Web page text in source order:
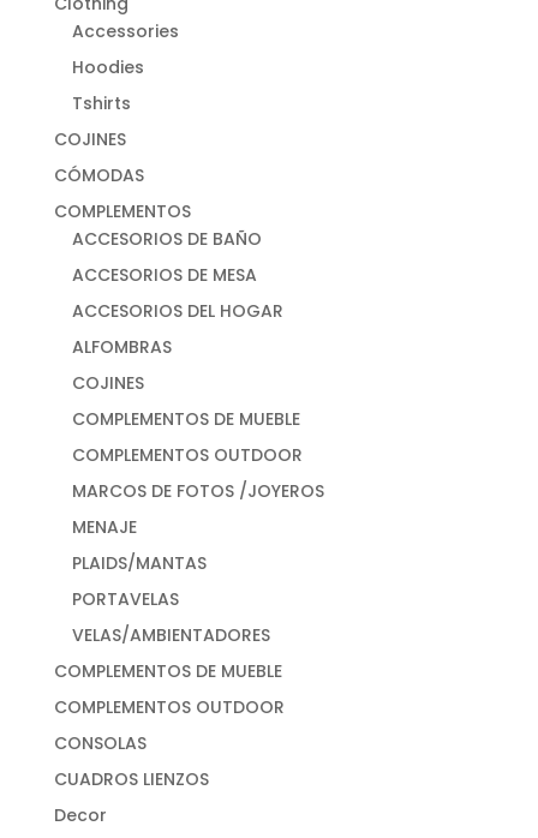
Accessories
Hoodies
Tshirts
COJINES
CÓMODAS
COMPLEMENTOS
ACCESORIOS DE BAÑO
ACCESORIOS DE MESA
ACCESORIOS DEL HOGAR
ALFOMBRAS
COJINES
COMPLEMENTOS DE MUEBLE
COMPLEMENTOS OUTDOOR
MARCOS DE FOTOS /JOYEROS
MENAJE
PLAIDS/MANTAS
PORTAVELAS
VELAS/AMBIENTADORES
COMPLEMENTOS DE MUEBLE
COMPLEMENTOS OUTDOOR
CONSOLAS
CUADROS LIENZOS
Decor